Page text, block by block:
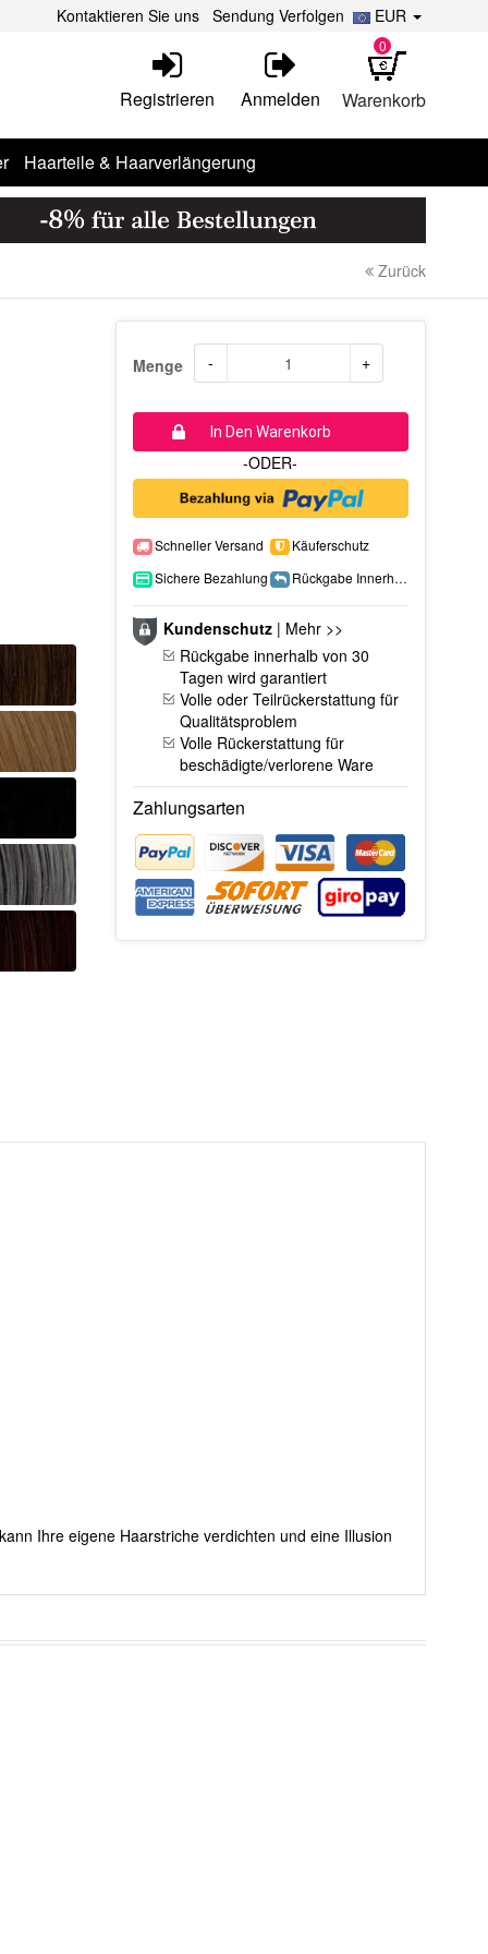
EUR
Kontaktieren Sie uns Sendung Verfolgen
Warenkorb
0
Registrieren Anmelden
Haarteile & Haarverlängerung
Zurück
Menge - +
In Den Warenkorb
-ODER-
Schneller Versand
Käuferschutz
Sichere Bezahlung
Rückgabe Innerhalb 15 Tage
Kundenschutz| Mehr >>
Rückgabe innerhalb von 30
Tagen wird garantiert
Volle oder Teilrückerstattung für
Qualitätsproblem
Volle Rückerstattung für
beschädigte/verlorene Ware
Zahlungsarten
Ihre eigene Haarstriche verdichten und eine Illusion